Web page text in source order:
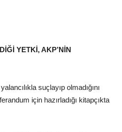
YETKİ, AKP’NİN
suçlayıp olmadığını
için hazırladığı kitapçıkta